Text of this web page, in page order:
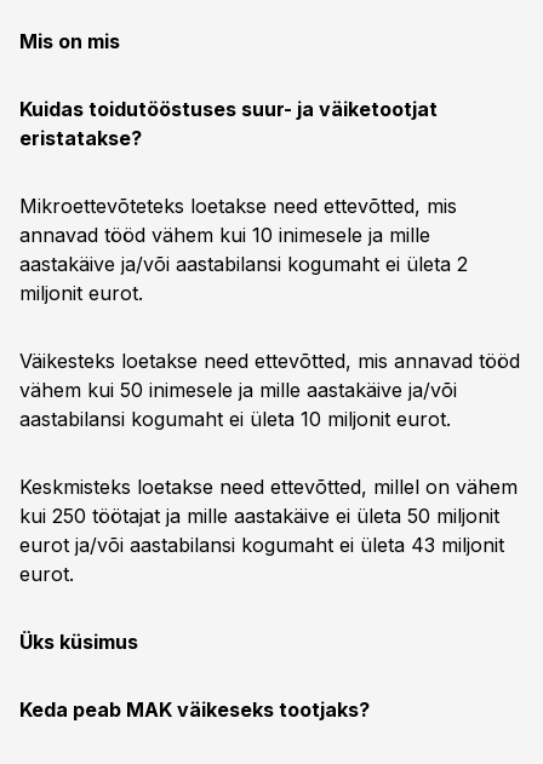
Mis on mis
Kuidas toidutööstuses suur- ja väiketootjat
eristatakse?
Mikroettevõteteks loetakse need ettevõtted, mis
annavad tööd vähem kui 10 inimesele ja mille
aastakäive ja/või aastabilansi kogumaht ei ületa 2
miljonit eurot.
Väikesteks loetakse need ettevõtted, mis annavad tööd
vähem kui 50 inimesele ja mille aastakäive ja/või
aastabilansi kogumaht ei ületa 10 miljonit eurot.
Keskmisteks loetakse need ettevõtted, millel on vähem
kui 250 töötajat ja mille aastakäive ei ületa 50 miljonit
eurot ja/või aastabilansi kogumaht ei ületa 43 miljonit
eurot.
Üks küsimus
Keda peab MAK väikeseks tootjaks?